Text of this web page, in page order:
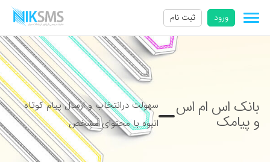
ورود ثبت نام
بانک اس ام اس
و پیامک
سهولت درانتخاب و ارسال پیام کوتاه
انبوه با محتوای مشخص